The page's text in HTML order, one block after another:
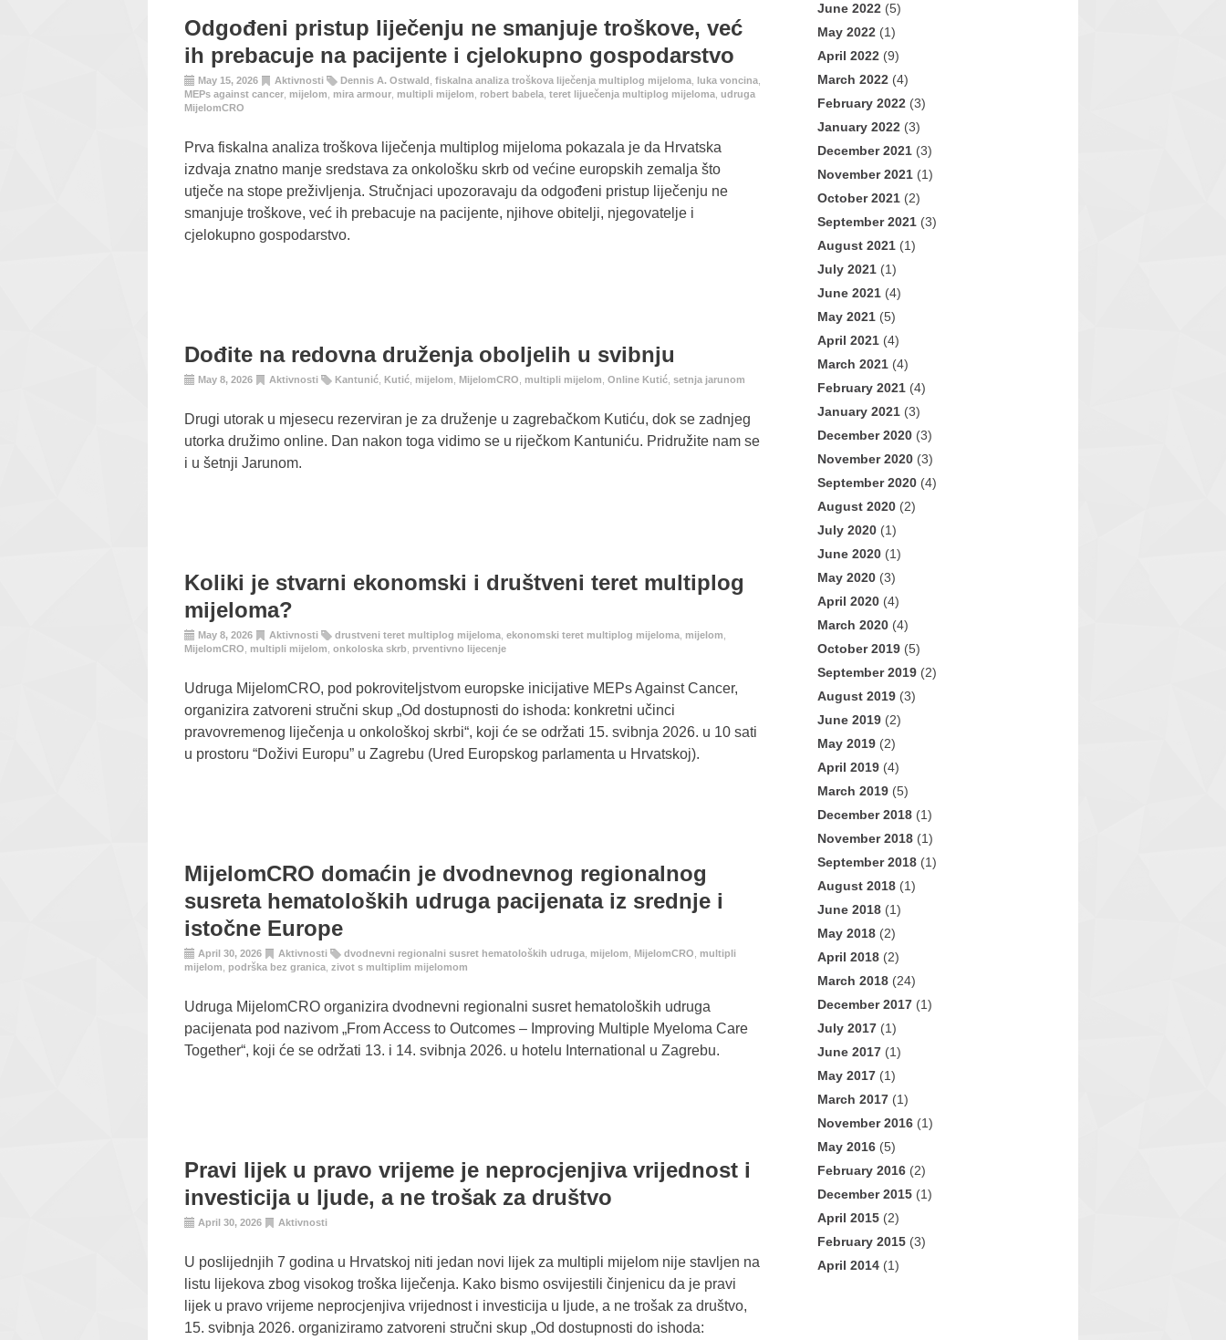
Odgođeni pristup liječenju ne smanjuje troškove, već
ih prebacuje na pacijente i cjelokupno gospodarstvo
May 15, 2026 Aktivnosti Dennis A. Ostwald fiskalna analiza troškova liječenja multiplog mijeloma luka voncina
MEPs against cancer mijelom mira armour multipli mijelom robert babela teret lijuečenja multiplog mijeloma udruga
MijelomCRO
Prva fiskalna analiza troškova liječenja multiplog mijeloma pokazala je da Hrvatska
izdvaja znatno manje sredstava za onkološku skrb od većine europskih zemalja što
utječe na stope preživljenja. Stručnjaci upozoravaju da odgođeni pristup liječenju ne
smanjuje troškove, već ih prebacuje na pacijente, njihove obitelji, njegovatelje i
cjelokupno gospodarstvo.
Dođite na redovna druženja oboljelih u svibnju
May 8, 2026 Aktivnosti Kantunić Kutić mijelom MijelomCRO multipli mijelom Online Kutić setnja jarunom
Drugi utorak u mjesecu rezerviran je za druženje u zagrebačkom Kutiću, dok se zadnjeg
utorka družimo online. Dan nakon toga vidimo se u riječkom Kantuniću. Pridružite nam se
i u šetnji Jarunom.
Koliki je stvarni ekonomski i društveni teret multiplog
mijeloma?
May 8, 2026 Aktivnosti drustveni teret multiplog mijeloma ekonomski teret multiplog mijeloma mijelom
MijelomCRO
multipli mijelom onkoloska skrb prventivno lijecenje
Udruga MijelomCRO, pod pokroviteljstvom europske inicijative MEPs Against Cancer,
organizira zatvoreni stručni skup „Od dostupnosti do ishoda: konkretni učinci
pravovremenog liječenja u onkološkoj skrbi“, koji će se održati 15. svibnja 2026. u 10 sati
u prostoru “Doživi Europu” u Zagrebu (Ured Europskog parlamenta u Hrvatskoj).
MijelomCRO domaćin je dvodnevnog regionalnog
susreta hematoloških udruga pacijenata iz srednje i
istočne Europe
April 30, 2026 Aktivnosti dvodnevni regionalni susret hematoloških udruga mijelom MijelomCRO
multipli
mijelom
podrška bez granica zivot s multiplim mijelomom
Udruga MijelomCRO organizira dvodnevni regionalni susret hematoloških udruga
pacijenata pod nazivom „From Access to Outcomes – Improving Multiple Myeloma Care
Together“, koji će se održati 13. i 14. svibnja 2026. u hotelu International u Zagrebu.
Pravi lijek u pravo vrijeme je neprocjenjiva vrijednost i
investicija u ljude, a ne trošak za društvo
April 30, 2026 Aktivnosti
U poslijednjih 7 godina u Hrvatskoj niti jedan novi lijek za multipli mijelom nije stavljen na
listu lijekova zbog visokog troška liječenja. Kako bismo osvijestili činjenicu da je pravi
lijek u pravo vrijeme neprocjenjiva vrijednost i investicija u ljude, a ne trošak za društvo,
15. svibnja 2026. organiziramo zatvoreni stručni skup „Od dostupnosti do ishoda:
June 2022 (5)
May 2022 (1)
April 2022 (9)
March 2022 (4)
February 2022 (3)
January 2022 (3)
December 2021 (3)
November 2021 (1)
October 2021 (2)
September 2021 (3)
August 2021 (1)
July 2021 (1)
June 2021 (4)
May 2021 (5)
April 2021 (4)
March 2021 (4)
February 2021 (4)
January 2021 (3)
December 2020 (3)
November 2020 (3)
September 2020 (4)
August 2020 (2)
July 2020 (1)
June 2020 (1)
May 2020 (3)
April 2020 (4)
March 2020 (4)
October 2019 (5)
September 2019 (2)
August 2019 (3)
June 2019 (2)
May 2019 (2)
April 2019 (4)
March 2019 (5)
December 2018 (1)
November 2018 (1)
September 2018 (1)
August 2018 (1)
June 2018 (1)
May 2018 (2)
April 2018 (2)
March 2018 (24)
December 2017 (1)
July 2017 (1)
June 2017 (1)
May 2017 (1)
March 2017 (1)
November 2016 (1)
May 2016 (5)
February 2016 (2)
December 2015 (1)
April 2015 (2)
February 2015 (3)
April 2014 (1)